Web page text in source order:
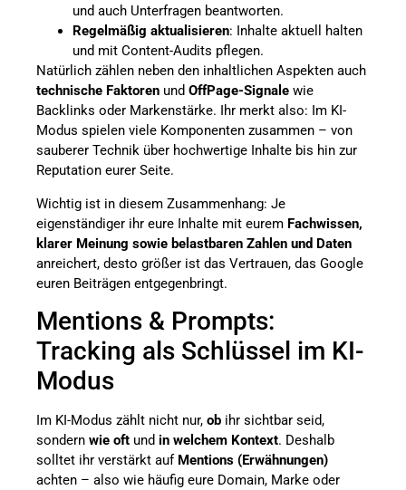
und auch Unterfragen beantworten.
Regelmäßig aktualisieren: Inhalte aktuell halten
und mit Content-Audits pflegen.
Natürlich zählen neben den inhaltlichen Aspekten auch
technische Faktoren und OffPage-Signale wie
Backlinks oder Markenstärke. Ihr merkt also: Im KI-
Modus spielen viele Komponenten zusammen – von
sauberer Technik über hochwertige Inhalte bis hin zur
Reputation eurer Seite.
Wichtig ist in diesem Zusammenhang: Je
eigenständiger ihr eure Inhalte mit eurem Fachwissen,
klarer Meinung sowie belastbaren Zahlen und Daten
anreichert, desto größer ist das Vertrauen, das Google
euren Beiträgen entgegenbringt.
Mentions & Prompts:
Tracking als Schlüssel im KI-
Modus
Im KI-Modus zählt nicht nur, ob ihr sichtbar seid,
sondern wie oft und in welchem Kontext. Deshalb
solltet ihr verstärkt auf Mentions (Erwähnungen)
achten – also wie häufig eure Domain, Marke oder